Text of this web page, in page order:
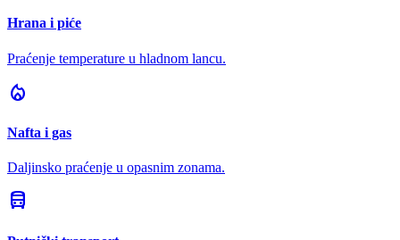
Hrana i piće
Praćenje temperature u hladnom lancu.
local_fire_department
Nafta i gas
Daljinsko praćenje u opasnim zonama.
directions_bus